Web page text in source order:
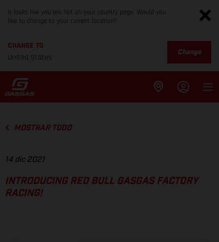
It looks like you are not on your country page. Would you
like to change to your current location?
CHANGE TO
United States
Change
MOSTRAR TODO
14 dic 2021
INTRODUCING RED BULL GASGAS FACTORY
RACING!